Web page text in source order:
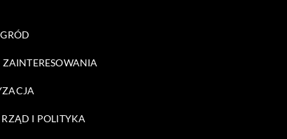
ZAINTERESOWANIA
RZĄD I POLITYKA